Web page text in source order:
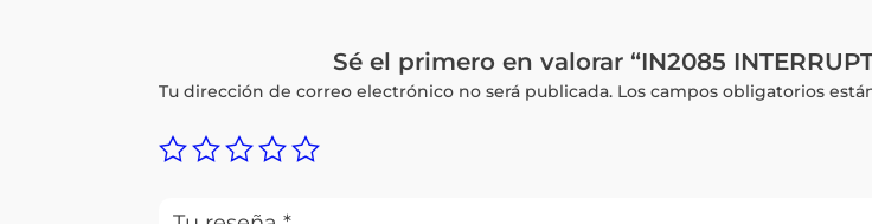
Sé el primero en valorar “IN2085
Tu dirección de correo electrónico no será publicada. Los campos obligatorios